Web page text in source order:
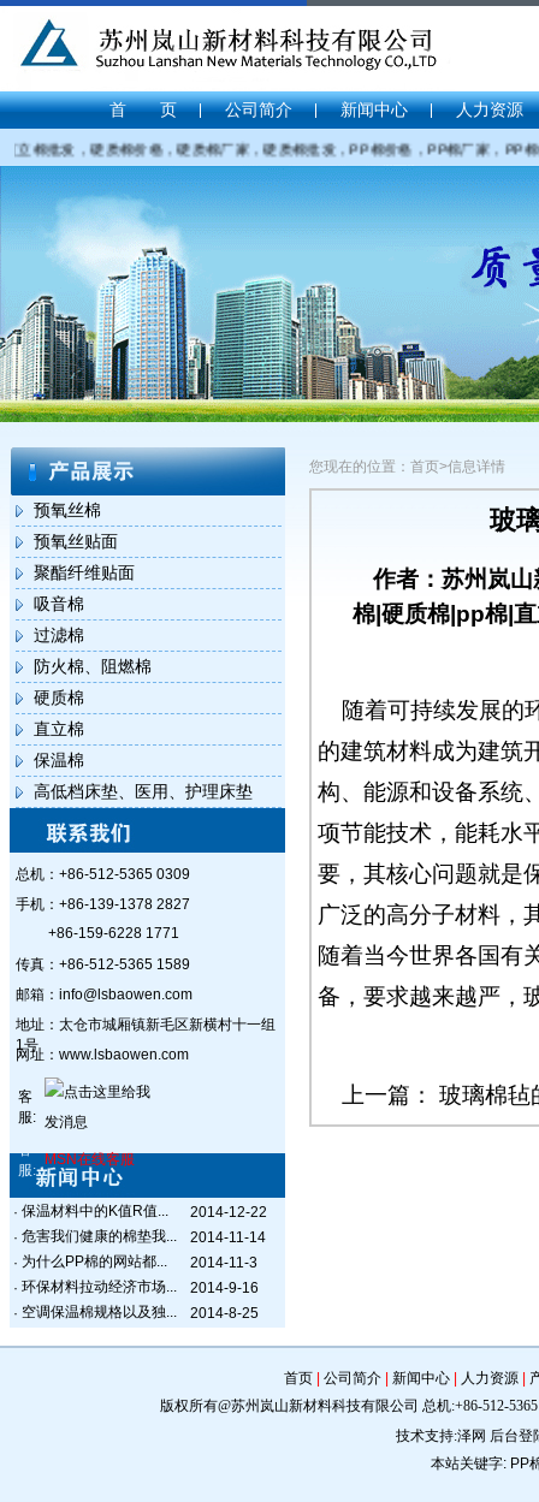
首 页 公司简介 新闻中心 人力资源
立棉批发，硬质棉价格，硬质棉厂家，硬质棉批发，PP棉价格，PP棉厂家，PP
预氧丝棉
预氧丝贴面
聚酯纤维贴面
吸音棉
过滤棉
防火棉、阻燃棉
硬质棉
直立棉
保温棉
高低档床垫、医用、护理床垫
总机：+86-512-5365 0309
手机：+86-139-1378 2827
+86-159-6228 1771
传真：+86-512-5365 1589
邮箱：info@lsbaowen.com
地址：太仓市城厢镇新毛区新横村十一组
1号
网址：www.lsbaowen.com
客
服:
客
服:
MSN在线客服
· 保温材料中的K值R值...
2014-12-22
· 危害我们健康的棉垫我...
2014-11-14
· 为什么PP棉的网站都...
2014-11-3
· 环保材料拉动经济市场...
2014-9-16
· 空调保温棉规格以及独... 2014-8-25
您现在的位置：首页>信息详情
玻
作者：苏州岚
棉|硬质棉|pp棉|
随着可持续发展的
的建筑材料成为建筑
构、能源和设备系统
项节能技术，能耗水
要，其核心问题就是
广泛的高分子材料，
随着当今世界各国有
备，要求越来越严，
上一篇： 玻璃棉毡
首页| 公司简介| 新闻中心| 人力资源|
版权所有@苏州岚山新材料科技有限公司 总机:+86-512-5365
技术支持:泽网 后台登
本站关键字: PP